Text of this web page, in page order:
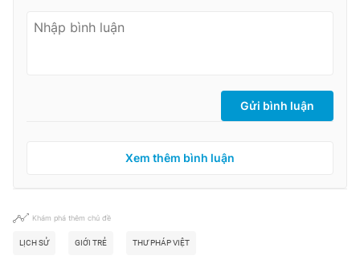
Gửi bình luận
Xem thêm bình luận
Khám phá thêm chủ đề
LỊCH SỬ GIỚI TRẺ THƯ PHÁP VIỆT